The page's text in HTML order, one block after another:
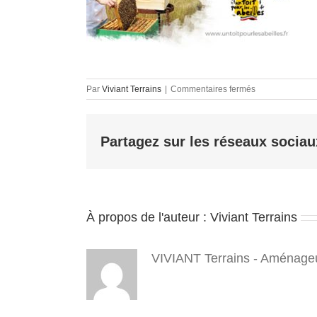
Par Viviant Terrains Commentaires ferméssur
terrain
38
5
Partagez sur les réseaux
À propos de l'auteur : Viviant Terrains
VIVIANT Terrains -